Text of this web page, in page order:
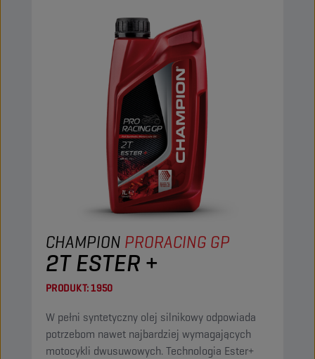
CHAMPION PRORACING GP
2T ESTER +
PRODUKT:1950
W pełni syntetyczny olej silnikowy odpowiada
potrzebom nawet najbardziej wymagających
motocykli dwusuwowych. Technologia Ester+